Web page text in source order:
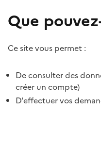
Que
Ce site vous permet :
De consulter des
créer un compte)
D'effectuer vos